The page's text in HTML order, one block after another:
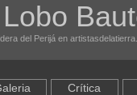
del Perijá en
Crítica